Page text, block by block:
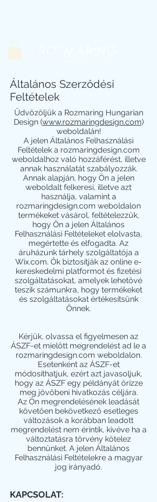
Általános Szerződési
Feltételek
Üdvözöljük a Rozmaring Hungarian
Design (www.rozmaringdesign.com)
weboldalán!
A jelen Általános Felhasználási
Feltételek a rozmaringdesign.com
weboldalhoz való hozzáférést, illetve
annak használatát szabályozzák.
Annak alapján, hogy Ön a jelen
weboldalt felkeresi, illetve azt
használja, valamint a
rozmaringdesign.com weboldalon
termékeket vásárol, feltételezzük,
hogy Ön a jelen Általános
Felhasználási Feltételeket elolvasta,
megértette és elfogadta. Az
áruházunk tárhely szolgáltatója a
Wix.com. Ők biztosítják az online e-
kereskedelmi platformot és fizetési
szolgáltatásokat, amelyek lehetővé
teszik számunkra, hogy termékeket
és szolgáltatásokat értékesítsünk
Önnek.
Kérjük, olvassa el figyelmesen az
ÁSZF-et mielőtt megrendelést ad le a
rozmaringdesign.com weboldalon.
Esetenként az ÁSZF-et
módosíthatjuk, ezért azt javasoljuk,
hogy az ÁSZF egy példányát őrizze
meg jövőbeni hivatkozás céljára.
Az Ön megrendelésének leadását
követően bekövetkező esetleges
változások a korábban leadott
megrendelést nem érintik, kivéve ha a
változtatásra törvény kötelez
bennünket. A jelen Általános
Felhasználási Feltételekre a magyar
jog irányadó.
KAPCSOLAT: